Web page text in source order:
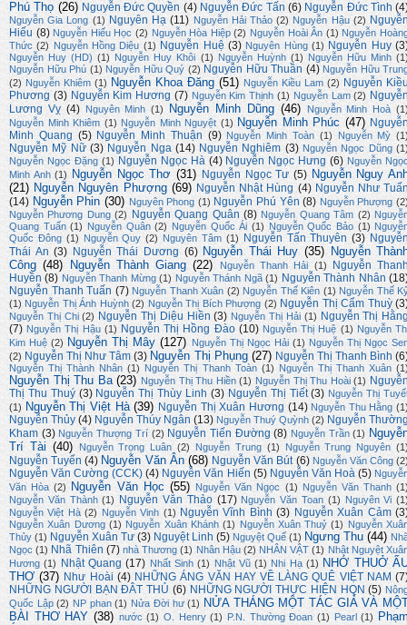
Phú Thọ (26) Nguyễn Đức Quyền (4) Nguyễn Đức Tấn (6) Nguyễn Đức Tình
Nguyễn Gia Long (1) Nguyên Hạ (11) Nguyễn Hải Thảo (2) Nguyễn Hậu (2)
Hiếu (8) Nguyễn Hiếu Học (2) Nguyễn Hòa Hiệp (2) Nguyễn Hoài Ân (1) Nguyễn
Thức (2) Nguyễn Hồng Diệu (1) Nguyễn Huệ (3) Nguyên Hùng (1) Nguyễn Huy
Nguyễn Huy (HD) (1) Nguyễn Huy Khôi (1) Nguyễn Huỳnh (1) Nguyễn Hữu Minh
Nguyễn Hữu Phú (1) Nguyễn Hữu Quý (2) Nguyễn Hữu Thuần (4) Nguyễn Hữu
(2) Nguyễn Khiêm (1) Nguyễn Khoa Đăng (51) Nguyễn Kiều Lam (2) Nguyễn
Phương (3) Nguyễn Kim Hương (7) Nguyễn Kim Thịnh (1) Nguyễn Lam (2)
Lương Vỵ (4) Nguyên Minh (1) Nguyễn Minh Dũng (46) Nguyễn Minh Hoà
Nguyễn Minh Khiêm (1) Nguyễn Minh Nguyệt (1) Nguyễn Minh Phúc (47)
Minh Quang (5) Nguyễn Minh Thuận (9) Nguyễn Minh Toàn (1) Nguyễn Mỳ
Nguyễn Mỹ Nữ (3) Nguyễn Nga (14) Nguyễn Nghiêm (3) Nguyễn Ngọc Dũng
Nguyễn Ngọc Đặng (1) Nguyễn Ngọc Hà (4) Nguyễn Ngọc Hưng (6) Nguyễn
Minh Anh (1) Nguyễn Ngọc Thơ (31) Nguyễn Ngọc Tư (5) Nguyễn Nguy
(21) Nguyễn Nguyên Phượng (69) Nguyễn Nhật Hùng (4) Nguyễn Như
(14) Nguyễn Phin (30) Nguyên Phong (1) Nguyễn Phú Yên (8) Nguyễn Phượng
Nguyễn Phương Dung (2) Nguyễn Quang Quân (8) Nguyễn Quang Tâm (2)
Quang Tuấn (1) Nguyễn Quân (2) Nguyễn Quốc Ái (1) Nguyễn Quốc Bảo (1)
Quốc Đông (1) Nguyễn Quy (2) Nguyên Tâm (1) Nguyễn Tấn Thuyên (3)
Thái An (3) Nguyễn Thái Dương (6) Nguyễn Thái Huy (35)
Nguyễn
Công (48) Nguyễn Thành Giang (22) Nguyễn Thanh Hải (1)
Nguyễn
Huyền (8) Nguyễn Thanh Mừng (1) Nguyễn Thánh Ngã (1) Nguyễn Thành Nhân
Nguyễn Thanh Tuấn (7) Nguyễn Thanh Xuân (2) Nguyễn Thế Kiên (1) Nguyễn Thế
(1) Nguyễn Thị Ánh Huỳnh (2) Nguyễn Thị Bích Phượng (2) Nguyễn Thị Cẩm Thuỳ
Nguyễn Thị Chi (2) Nguyễn Thị Diệu Hiền (3) Nguyễn Thị Hải (1) Nguyễn Thị
(7) Nguyễn Thị Hậu (1) Nguyễn Thị Hồng Đào (10) Nguyễn Thị Huệ (1) Nguyễn
Kim Huệ (2) Nguyễn Thị Mây (127) Nguyễn Thị Ngọc Hải (1) Nguyễn Thị Ngọc
(2) Nguyễn Thị Như Tâm (3) Nguyễn Thị Phụng (27) Nguyễn Thị Thanh Bình
Nguyễn Thị Thành Nhân (1) Nguyễn Thị Thanh Toàn (1) Nguyễn Thị Thanh Xuân
Nguyễn Thị Thu Ba (23) Nguyễn Thị Thu Hiền (1) Nguyễn Thị Thu Hoài (1)
Thị Thu Thuý (3) Nguyễn Thị Thùy Linh (3) Nguyễn Thị Tiết (3) Nguyễn Thị
(1) Nguyễn Thị Việt Hà (39) Nguyễn Thị Xuân Hương (14) Nguyễn Thu Hằng
Nguyễn Thủy (4) Nguyễn Thúy Ngân (13) Nguyễn Thuý Quỳnh (2) Nguyễn
Kham (3) Nguyễn Thượng Trí (2) Nguyễn Tiến Đường (8) Nguyễn Trần (1)
Trí Tài (40) Nguyễn Trọng Luân (2) Nguyễn Trung (1) Nguyễn Trung Nguyên
Nguyễn Tuyển (4) Nguyễn Văn Ân (68) Nguyễn Văn Bút (6) Nguyễn Văn Công
Nguyễn Văn Cường (CCK) (4) Nguyễn Văn Hiến (5) Nguyễn Văn Hoà (5)
Văn Hòa (2) Nguyễn Văn Học (55) Nguyễn Văn Ngọc (1) Nguyễn Văn Thanh
Nguyễn Văn Thành (1) Nguyễn Văn Thảo (17) Nguyễn Văn Toan (1) Nguyên Vi
Nguyễn Việt Hà (2) Nguyễn Vinh (1) Nguyễn Vĩnh Bình (3) Nguyễn Xuân Cảm
Nguyễn Xuân Dương (1) Nguyễn Xuân Khánh (1) Nguyễn Xuân Thuỷ (1) Nguyễn
Thủy (1) Nguyễn Xuân Tư (3) Nguyệt Linh (5) Nguyệt Quế (1) Ngưng Thu (44)
Ngọc (1) Nhã Thiên (7) nhà Thương (1) Nhân Hậu (2) NHÂN VẬT (1) Nhật Nguyệt
Hương (1) Nhật Quang (17) Nhất Sinh (1) Nhật Vũ (1) Nhi Hạ (1) NHỚ THUỞ
THƠ (37) Như Hoài (4) NHỮNG ÁNG VĂN HAY VỀ LÀNG QUÊ VIỆT NAM
NHỮNG NGƯỜI BẠN ĐÂT THỦ (6) NHỮNG NGƯỜI THỰC HIỆN HQN (5)
Quốc Lập (2) NP phan (1) Nửa Đời hư (1) NỬA THÁNG MỘT TÁC GIẢ VÀ
BÀI THƠ HAY (38) nước (1) O. Henry (1) P.N. Thường Đoan (1) Pearl (1)